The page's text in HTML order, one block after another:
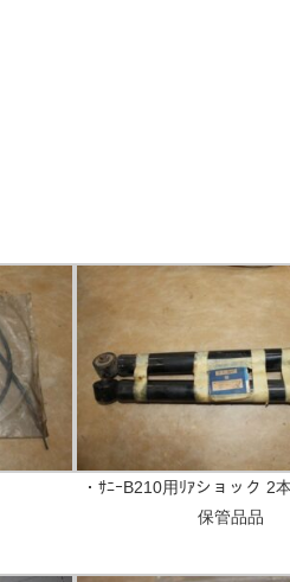
・ｻﾆｰB210用ﾘｱショック 2
保管品品